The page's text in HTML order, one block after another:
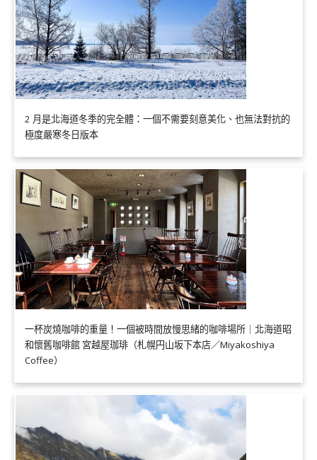
2 月是北海道冬季的完全體：一個不需要刻意美化、也無法對抗的
極度嚴寒冬日版本
一杯炭燒咖啡的重量！一個被時間放慢思緒的咖啡場所｜北海道昭
和懷舊咖啡館 宮越屋珈琲（札幌円山坂下本店／Miyakoshiya
Coffee）